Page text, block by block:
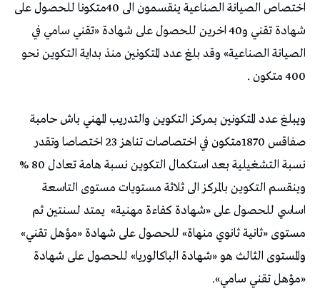
اختصاص الصيانة الصناعية ينقسمون الى 40متكونا للحصول على
شهادة تقني و40 اخرين للحصول على شهادة «تقني سامي في
الصيانة الصناعية» وقد بلغ عدد المتكونين منذ بداية التكوين نحو
400 متكون .
ويبلغ عدد المتكونين بمركز التكوين والتدريب المهني باش حامبة
صفاقس 1870متكون في اختصاصات تناهز 23 اختصاصا وتقدر
نسبة التشغيلية بعد استكمال التكوين نسبة هامة تعادل 80 %
وينقسم التكوين بالمركز الى ثلاثة مستويات مستوى التاسعة
اساسي للحصول على «شهادة كفاءة مهنية» يمتد لسنتين ثم
مستوى «ثانية ثانوي منهاة» للحصول على شهادة «مؤهل تقني»
والمستوى الثالث هو «شهادة الباكالوريا» للحصول على شهادة
«مؤهل تقني سامي».